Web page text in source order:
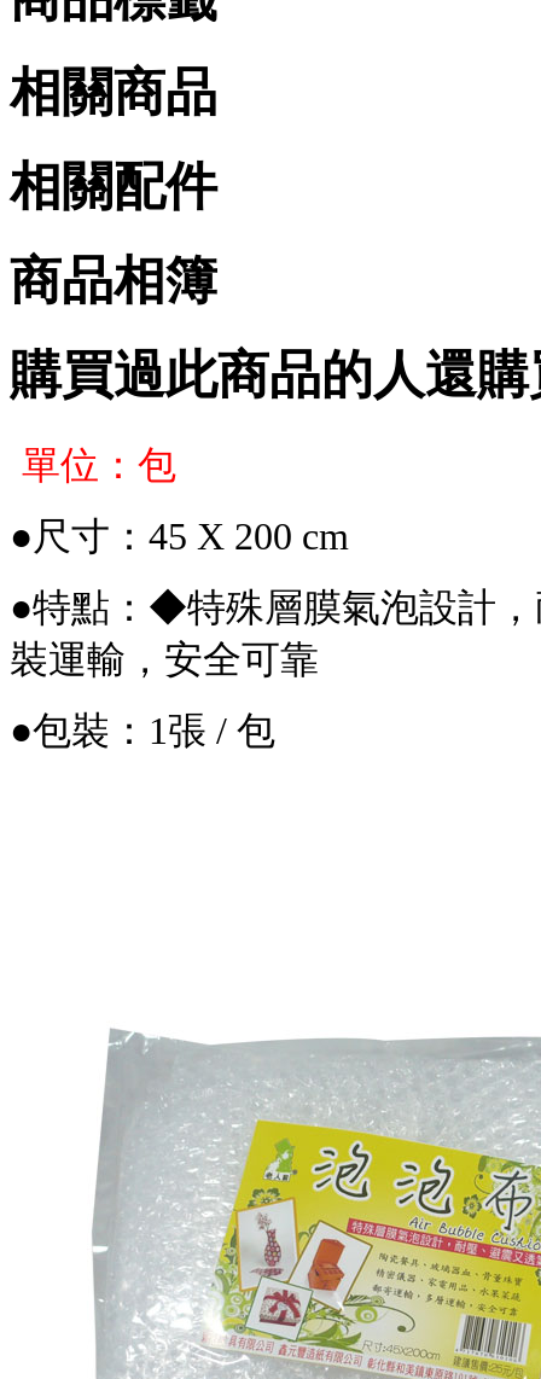
相關商品
相關配件
商品相簿
購買過此商品的人還
單位：包
●尺寸：45 X 200 cm
●特點：◆特殊層膜氣泡設計，
裝運輸 ， 安全可靠
●包裝：1張 / 包